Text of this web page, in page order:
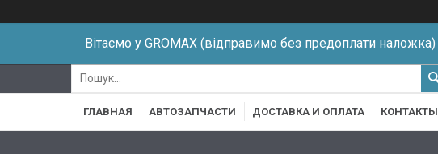
Вітаємо у GROMAX (відправимо без предоплати наложка)
ГЛАВНАЯ АВТОЗАПЧАСТИ ДОСТАВКА И ОПЛАТА КОНТАКТЫ